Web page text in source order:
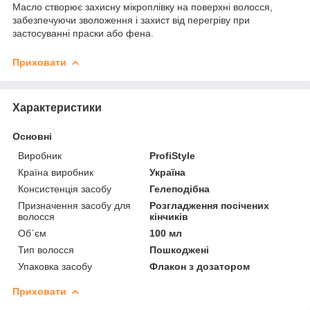
Масло створює захисну мікроплівку на поверхні волосся
забезпечуючи зволоження і захист від перегріву при
застосуванні праски або фена
Приховати
Характеристики
Основні
Виробник
ProfiStyle
Країна виробник
Україна
Консистенція засобу
Гелеподібна
Призначення засобу для
волосся
Розгладження посічених
кінчиків
Об`єм
100 мл
Тип волосся
Пошкоджені
Упаковка засобу
Флакон з дозатором
Приховати